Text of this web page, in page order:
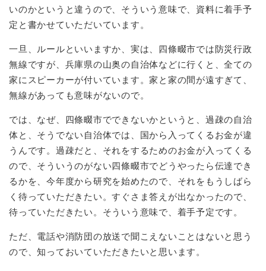
いのかというと違うので、そういう意味で、資料に着手予
定と書かせていただいています。
一旦、ルールといいますか、実は、四條畷市では防災行政
無線ですが、兵庫県の山奥の自治体などに行くと、全ての
家にスピーカーが付いています。家と家の間が遠すぎて、
無線があっても意味がないので。
では、なぜ、四條畷市でできないかというと、過疎の自治
体と、そうでない自治体では、国から入ってくるお金が違
うんです。過疎だと、それをするためのお金が入ってくる
ので、そういうのがない四條畷市でどうやったら伝達でき
るかを、今年度から研究を始めたので、それをもうしばら
く待っていただきたい。すぐさま答えが出なかったので、
待っていただきたい。そういう意味で、着手予定です。
ただ、電話や消防団の放送で聞こえないことはないと思う
ので、知っておいていただきたいと思います。